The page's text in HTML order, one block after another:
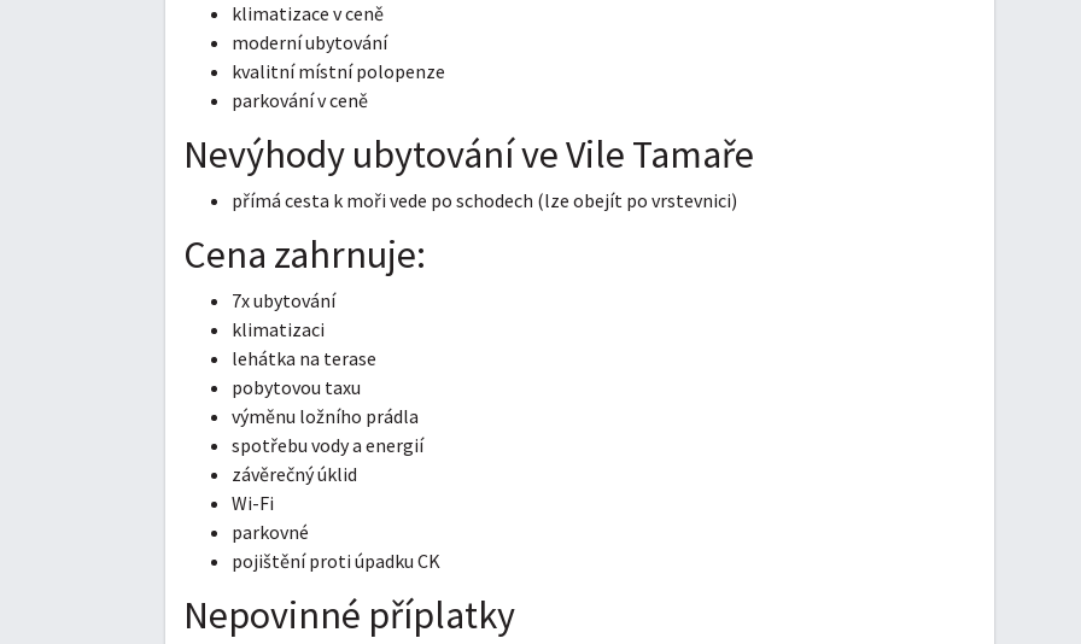
klimatizace v ceně
moderní ubytování
kvalitní místní polopenze
parkování v ceně
Nevýhody ubytování ve Vile Tamaře
přímá cesta k moři vede po schodech (lze obejít po vrstevnici)
Cena zahrnuje:
7x ubytování
klimatizaci
lehátka na terase
pobytovou taxu
výměnu ložního prádla
spotřebu vody a energií
závěrečný úklid
Wi-Fi
parkovné
pojištění proti úpadku CK
Nepovinné příplatky